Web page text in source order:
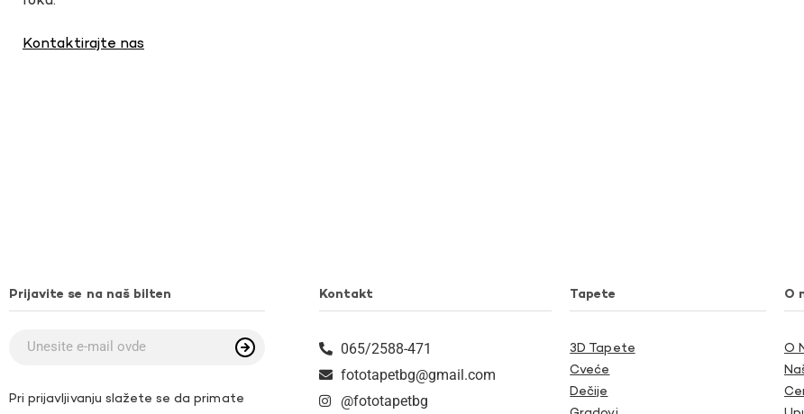
Kontaktirajte nas
Prijavite se na naš bilten
Pri prijavljivanju slažete se da primate
Kontakt
065/2588-471
fototapetbg@gmail.com
@fototapetbg
Tapete
3D Tapete
Cveće
Dečije
O
O